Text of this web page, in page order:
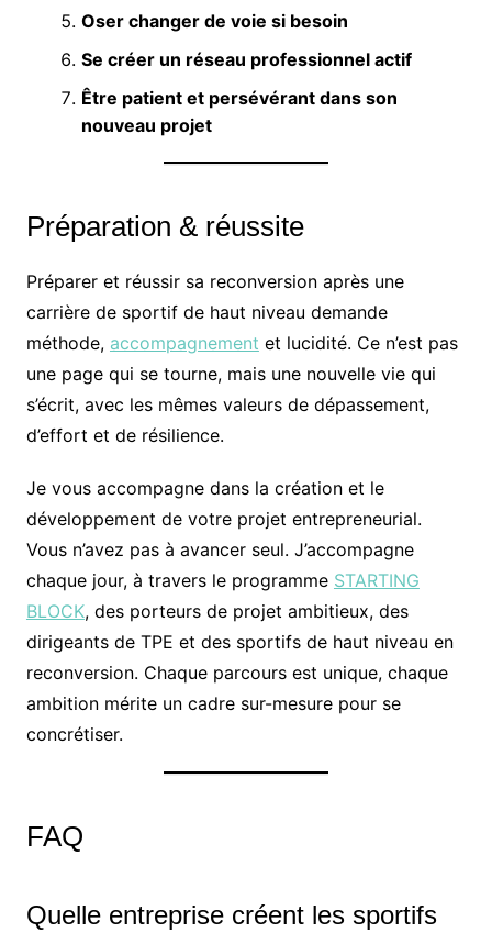
Oser changer de voie si besoin
Se créer un réseau professionnel actif
Être patient et persévérant dans son
nouveau projet
Préparation & réussite
Préparer et réussir sa reconversion après une
carrière de sportif de haut niveau demande
méthode, accompagnement et lucidité. Ce n’est pas
une page qui se tourne, mais une nouvelle vie qui
s’écrit, avec les mêmes valeurs de dépassement,
d’effort et de résilience.
Je vous accompagne dans la création et le
développement de votre projet entrepreneurial.
Vous n’avez pas à avancer seul. J’accompagne
chaque jour, à travers le programme STARTING
BLOCK, des porteurs de projet ambitieux, des
dirigeants de TPE et des sportifs de haut niveau en
reconversion. Chaque parcours est unique, chaque
ambition mérite un cadre sur-mesure pour se
concrétiser.
FAQ
Quelle entreprise créent les sportifs